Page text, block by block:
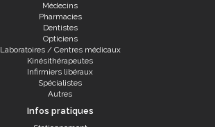
Médecins
Pharmacies
Dentistes
Opticiens
Laboratoires / Centres médicaux
Kinésithérapeutes
Infirmiers libéraux
Spécialistes
Autres
Infos pratiques